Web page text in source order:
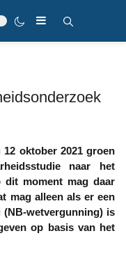
naar het
dit moment mag daar
mag alleen als er een
(NB-wetvergunning) is
op basis van het